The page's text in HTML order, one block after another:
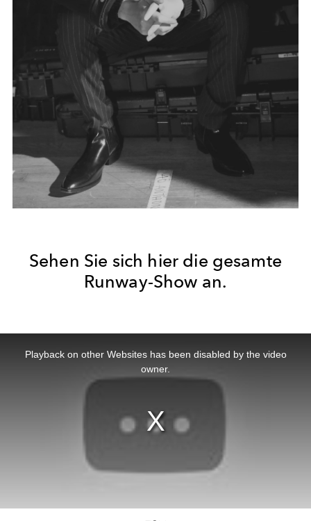
Sehen Sie sich hier die gesamte
Runway-Show an.
Playback on other Websites has been disabled by the video
owner.